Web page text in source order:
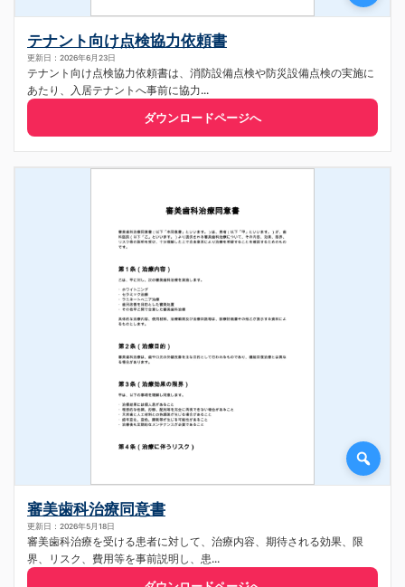
テナント向け点検協力依頼書
更新日：2026年6月23日
テナント向け点検協力依頼書は、消防設備点検や防災設備点検の実施に
あたり、入居テナントへ事前に協力...
ダウンロードページへ
審美歯科治療同意書
更新日：2026年5月18日
審美歯科治療を受ける患者に対して、治療内容、期待される効果、限
界、リスク、費用等を事前説明し、患...